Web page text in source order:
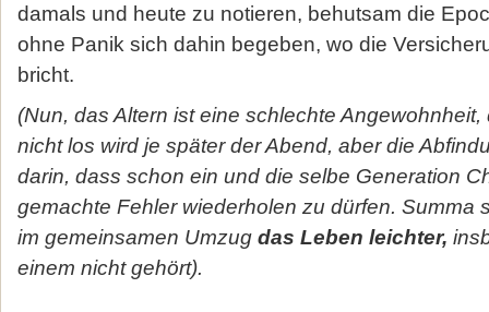
damals und heute zu notieren, behutsam die
ohne Panik sich dahin begeben, wo die
bricht.
(Nun, das Altern ist eine schlechte
nicht los wird je später der Abend, aber die
darin, dass schon ein und die selbe Generation
gemachte Fehler wiederholen zu dürfen. Summa
im gemeinsamen Umzug das Leben leichter,
einem nicht gehört).